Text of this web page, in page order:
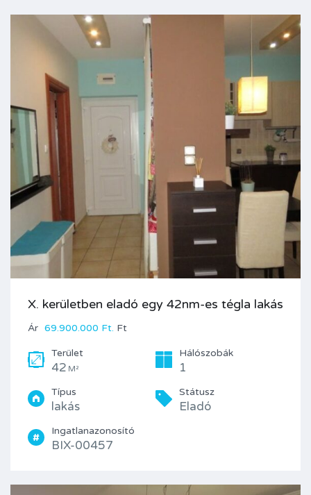
X. kerületben eladó egy 42nm-es tégla lakás
Ár 69.900.000 Ft. Ft
Terület
42 M²
Hálószobák
1
Típus
lakás
Státusz
Eladó
Ingatlanazonosító
BIX-00457